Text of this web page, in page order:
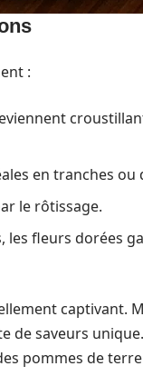
:
en tranches ou
le rôtissage.
les fleurs dorées
captivant.
de saveurs
pommes de